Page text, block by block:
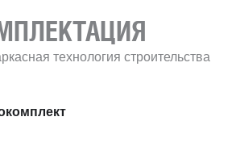
технология строительства